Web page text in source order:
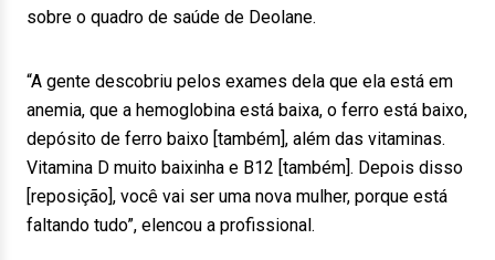
sobre o quadro de saúde de Deolane.
“A gente descobriu pelos exames dela que ela está em
anemia, que a hemoglobina está baixa, o ferro está baixo,
depósito de ferro baixo [também], além das vitaminas.
Vitamina D muito baixinha e B12 [também]. Depois disso
[reposição], você vai ser uma nova mulher, porque está
faltando tudo”, elencou a profissional.